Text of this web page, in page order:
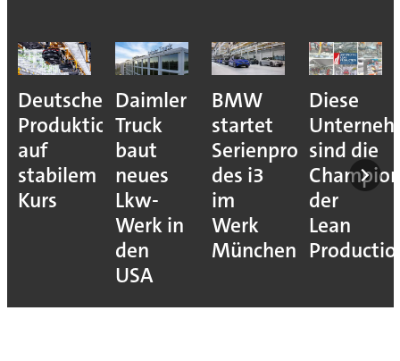
Deutsche
Produktion
auf
stabilem
Kurs
Daimler
Truck
baut
neues
Lkw-
Werk in
den
USA
BMW
startet
Serienproduktion
des i3
im
Werk
München
Diese
sind die
der
Lean